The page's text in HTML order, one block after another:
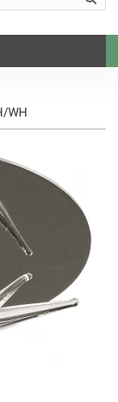
WH